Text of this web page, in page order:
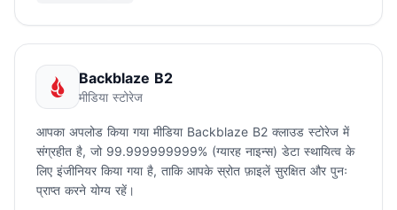
Backblaze B2
मीडिया स्टोरेज
आपका अपलोड किया गया मीडिया Backblaze B2 क्लाउड स्टोरेज में
संग्रहीत है, जो 99.999999999% (ग्यारह नाइन्स) डेटा स्थायित्व के
लिए इंजीनियर किया गया है, ताकि आपके स्रोत फ़ाइलें सुरक्षित और पुनः
प्राप्त करने योग्य रहें।